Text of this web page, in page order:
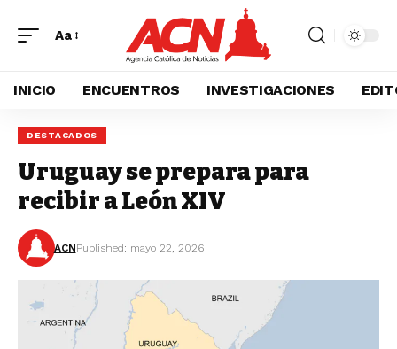
Aa
INICIO ENCUENTROS INVESTIGACIONES
DESTACADOS
Uruguay se prepara para
recibir a León XIV
ACNPublished: mayo 22, 2026